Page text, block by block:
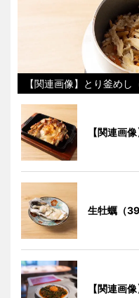
【関連画像】とり釜めし
【関連画
生牡蠣（
【関連画